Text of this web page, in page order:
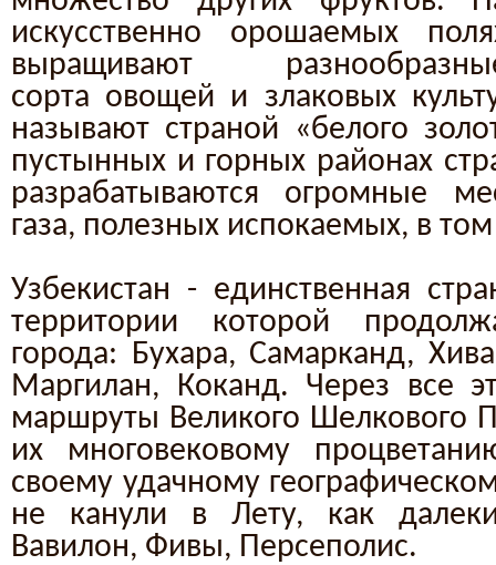
искусственно орошаемых
выращивают
сорта овощей и злаковых
называют страной «белого
пустынных и горных районах
разрабатываются огромные
газа, полезных испокаемых, в
Узбекистан - единственная
территории которой
города: Бухара, Самарканд,
Маргилан, Коканд. Через все
маршруты Великого Шелкового
их многовековому
своему удачному
не канули в Лету, как
Вавилон, Фивы, Персеполис.